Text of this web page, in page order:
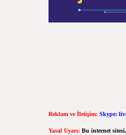
Reklam ve İletişim: Skype:
Yasal Uyarı: Bu internet